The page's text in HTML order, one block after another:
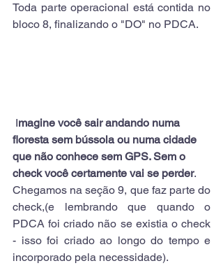
Toda parte operacional está contida no
bloco 8, finalizando o "DO" no PDCA.
Imagine você sair andando numa
floresta sem bússola ou numa cidade
que não conhece sem GPS. Sem o
check você certamente vai se perder.
Chegamos na seção 9, que faz parte do
check,(e lembrando que quando o
PDCA foi criado não se existia o check
- isso foi criado ao longo do tempo e
incorporado pela necessidade).